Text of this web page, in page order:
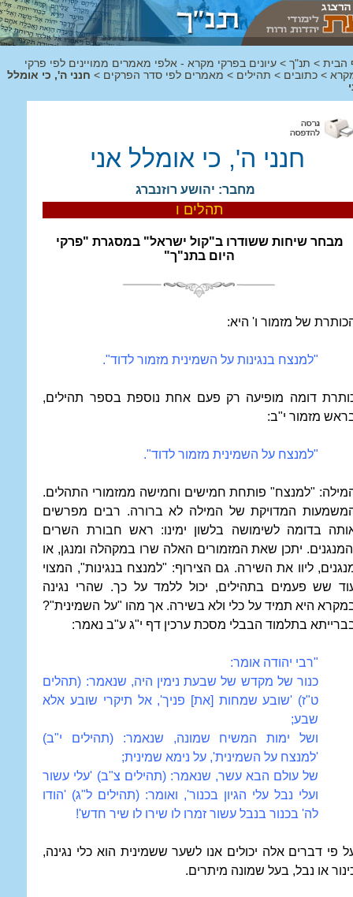
הבית > תנ"ך > עיונים בפרקי מקרא - אלפי מאמרים ממויינים לפי פרקי
> כתובים > תהילים > מאמרים לפי סדר הפרקים > חנני ה', כי אומלל
חנני ה', כי אומלל אני
מחבר: יהושע רוזנברג
תהלים ו
מבחר שיחות ששודרו ב"קול ישראל" במסגרת "פרקי
היום בתנ"ך"
של מזמור ו' היא:
"למנצח בנגינות על השמינית מזמור לדוד".
דומה מופיעה רק פעם אחת נוספת בספר תהילים,
מזמור י"ב:
"למנצח על השמינית מזמור לדוד".
"למנצח" פותחת חמישים וחמישה ממזמורי התהלים.
המדויקת של המילה לא ברורה. רבים מפרשים
בדומה לשימושה בלשון ימינו: ראש חבורת השרים
יתכן שאת המזמורים האלה שרו במקהלה ומנגן, או
ליוו את השירה. גם הצירוף: "למנצח בנגינות", המצוי
שש פעמים בתהילים, יכול ללמד על כך. שהרי נגינה
היא תמיד על כלי ולא בשירה. אך מהו "על השמינית"?
בתלמוד הבבלי מסכת ערכין דף י"ג ע"ב נאמר:
"רבי יהודה אומר:
כנור של מקדש של שבעת נימין היה, שנאמר: (תהלים
ט"ז) 'שובע שמחות [את] פניך', אל תיקרי שובע אלא
שבע;
ושל ימות המשיח שמונה, שנאמר: (תהילים י"ב)
'למנצח על השמינית', על נימא שמינית;
של עולם הבא עשר, שנאמר: (תהילים צ"ב) 'עלי עשור
ועלי נבל עלי הגיון בכנור', ואומר: (תהילים ל"ג) 'הודו
לה' בכנור בנבל עשור זמרו לו שירו לו שיר חדש'!
פי דברים אלה יכולים אנו לשער ששמינית הוא כלי נגינה,
או נבל, בעל שמונה מיתרים.